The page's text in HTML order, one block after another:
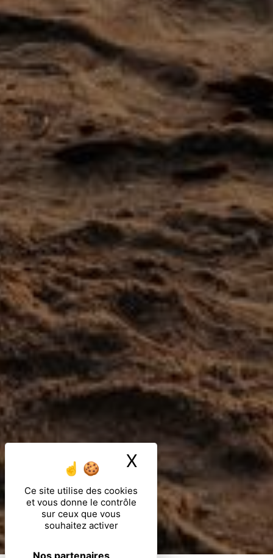
Ce site utilise des cookies
et vous donne le contrôle
sur ceux que vous
souhaitez activer
Nos partenaires
X Masquer le